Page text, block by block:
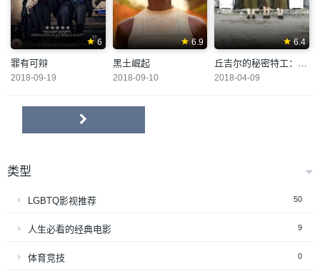
6
罪有可辩
2018-09-19
6.9
黑土崛起
2018-09-10
6.4
丘吉尔的秘密特工：新人加入
2018-04-09
类型
LGBTQ影视推荐 50
人生必看的经典电影 9
体育竞技 0